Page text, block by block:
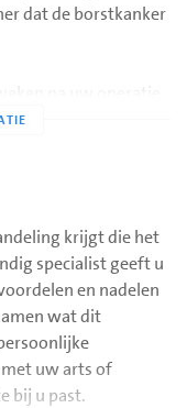
dat de borstkanker
krijgt. U krijgt 1
bestralingen bij
werken hiervoor
krijgt die het
specialist geeft u
en nadelen
wat dit
uw arts of
bij u past.